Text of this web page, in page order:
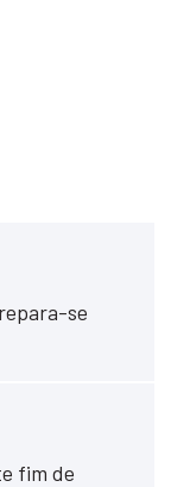
se
fim de